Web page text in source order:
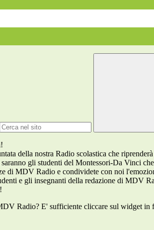
della nostra Radio scolastica che
gli studenti del Montessori-Da Vinci
di MDV Radio e condividete con noi
e gli insegnanti della redazione di MDV
Radio? E' sufficiente cliccare sul widget